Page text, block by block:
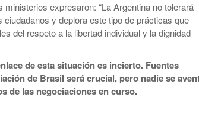
expresaron: “La Argentina no tolerará
y deplora este tipo de prácticas que
del respeto a la libertad individual y la dignidad
de esta situación es incierto. Fuentes
de Brasil será crucial, pero nadie se
de las negociaciones en curso.